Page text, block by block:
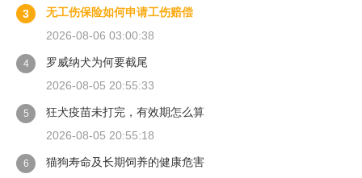
3
无工伤保险如何申请工伤赔偿
2026-08-06 03:00:38
4
罗威纳犬为何要截尾
2026-08-05 20:55:33
5
狂犬疫苗未打完，有效期怎么算
2026-08-05 20:55:18
6
猫狗寿命及长期饲养的健康危害